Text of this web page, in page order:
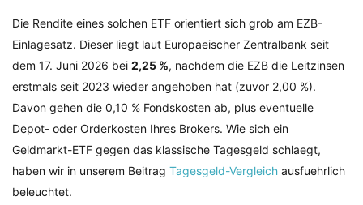
Die Rendite eines solchen ETF orientiert sich grob am EZB-
Einlagesatz. Dieser liegt laut Europaeischer Zentralbank seit
dem 17. Juni 2026 bei 2,25 %, nachdem die EZB die Leitzinsen
erstmals seit 2023 wieder angehoben hat (zuvor 2,00 %).
Davon gehen die 0,10 % Fondskosten ab, plus eventuelle
Depot- oder Orderkosten Ihres Brokers. Wie sich ein
Geldmarkt-ETF gegen das klassische Tagesgeld schlaegt,
haben wir in unserem Beitrag Tagesgeld-Vergleich ausfuehrlich
beleuchtet.